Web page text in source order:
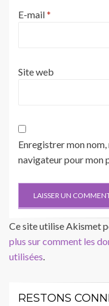
E-mail*
Site web
Enregistrer mon
navigateur pour mon
Ce site utilise Akismet
plus sur comment les
utilisées.
RESTONS